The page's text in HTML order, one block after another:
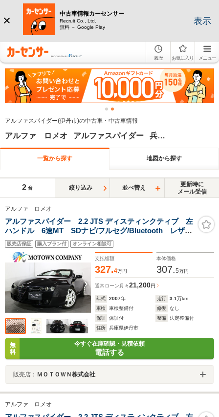
中古車情報カーセンサー
Recruit Co., Ltd.
無料 － Google Play
表示
履歴 お気に入り メニュー
アルファスパイダー(伊丹市)の中古車・中古車情報
アルファ ロメオ アルファスパイダー 兵庫県
一覧から探す 地図から探す
2 台 絞り込み 並べ替え
更新時に
メール受信
アルファ ロメオ
アルファスパイダー 2.2 JTS ディスティンクティブ 左
ハンドル 6速MT SDナビ/フルセグ/Bluetooth レザー
シート/パワーシート/シートヒーター クルーズコントロ
ール リアコーナーセンサー 電動オープン/オートエア
コン/18インチAW
販売店保証 購入プラン付 オンライン相談可
支払総額
327.4万円
本体価格
307.5万円
通常ローン 月々21,200円
年式 2007年 走行 3.1万km
車検
車検整備付 修復
なし
保証
保証付 整備
法定整備付
住所
兵庫県伊丹市
無
料
今すぐ在庫確認・見積依頼
電話する
販売店： ＭＯＴＯＷＮ株式会社
アルファ ロメオ